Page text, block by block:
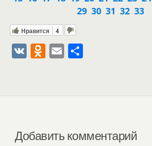
29 30 31 32 33
Нравится 4
o
a
i
р
и
Добавить комментарий